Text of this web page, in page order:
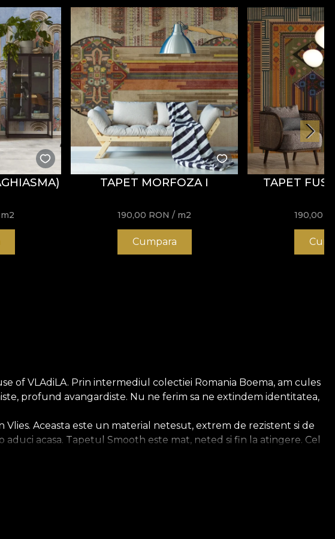
TAPET MORFOZA I
190,00 RON / m2
Cumpara
TAPET
190,00
of VLAdiLA. Prin intermediul colectiei Romania Boema, am cules
profund avangardiste. Nu ne ferim sa ne extindem identitatea,
Aceasta este un material netesut, extrem de rezistent si de
acasa. Tapetul Smooth este mat, neted si fin la atingere. Cel